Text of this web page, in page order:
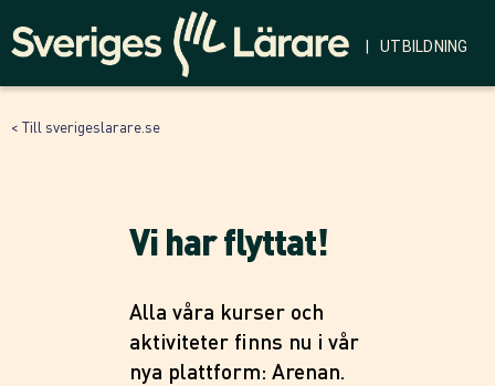
| UTBILDNING
< Till sverigeslarare.se
Vi har flyttat!
Alla våra kurser och
aktiviteter finns nu i vår
nya plattform: Arenan.